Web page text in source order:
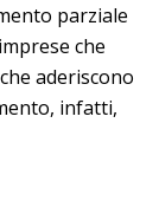
parziale
che
aderiscono
infatti,